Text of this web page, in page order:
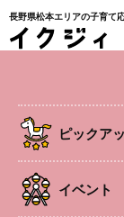
長野県松本エリアの子育て
ピックア
イベント
HOME>
自然の恵みを満喫。